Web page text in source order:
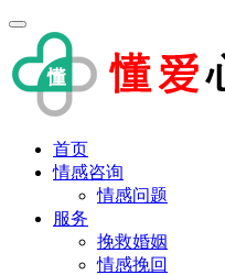
首页
情感咨询
情感问题
服务
挽救婚姻
情感挽回